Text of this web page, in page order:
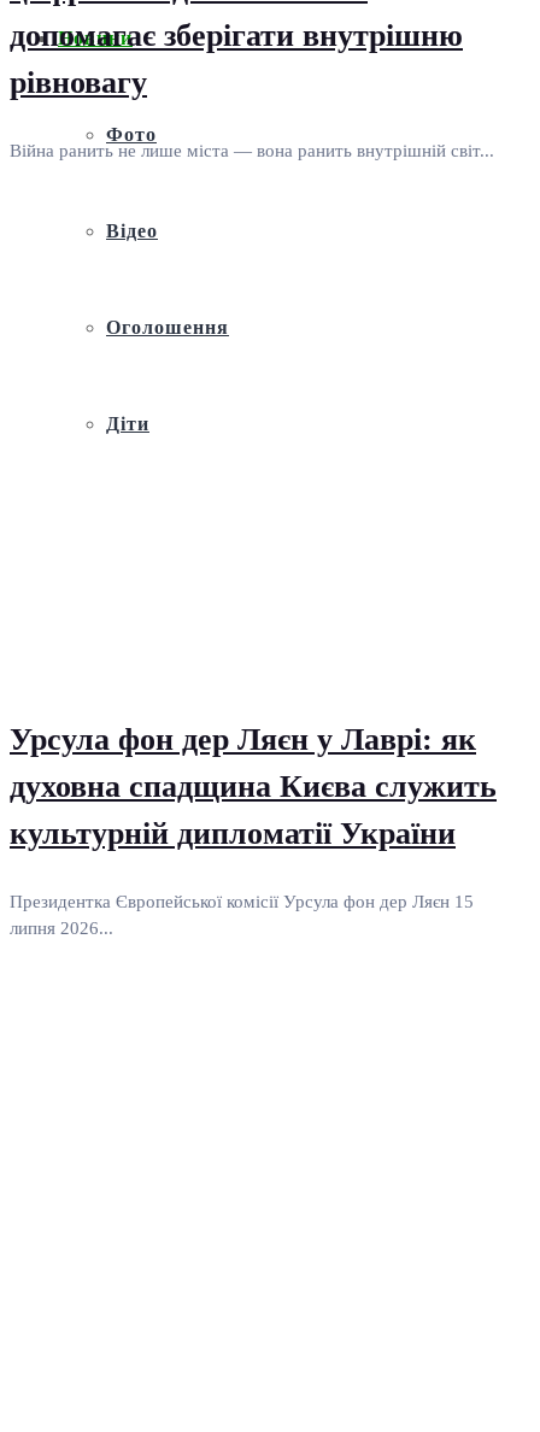
Новини
Фото
Відео
Оголошення
Діти
допомагає зберігати внутрішню
рівновагу
Війна ранить не лише міста — вона ранить внутрішній світ...
Урсула фон дер Ляєн у Лаврі: як
духовна спадщина Києва служить
культурній дипломатії України
Президентка Європейської комісії Урсула фон дер Ляєн 15
липня 2026...